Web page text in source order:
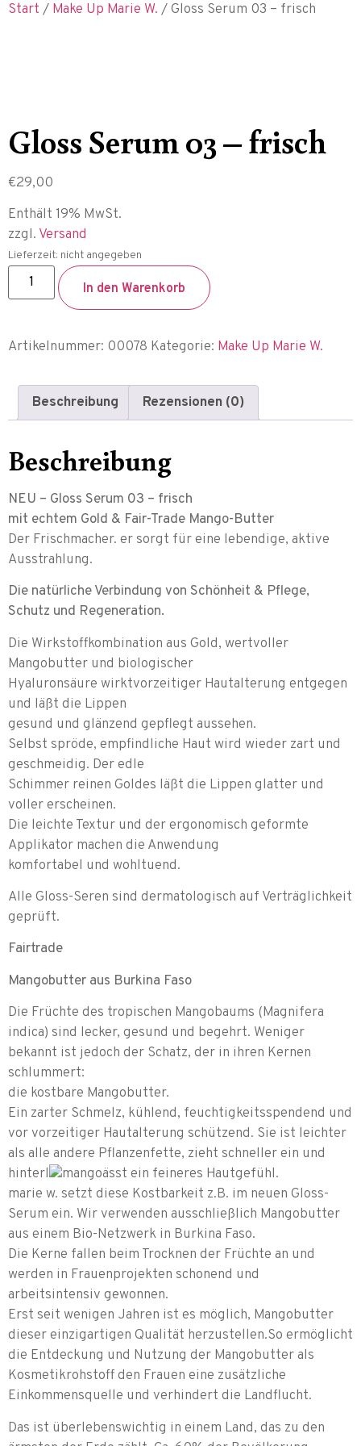
Start / Make Up Marie W. / Gloss Serum 03 – frisch
Gloss Serum 03 – frisch
€29,00
Enthält 19% MwSt.
zzgl. Versand
Lieferzeit: nicht angegeben
In den Warenkorb
Artikelnummer: 00078 Kategorie: Make Up Marie W.
Beschreibung Rezensionen (0)
Beschreibung
NEU – Gloss Serum 03 – frisch
mit echtem Gold & Fair-Trade Mango-Butter
Der Frischmacher. er sorgt für eine lebendige, aktive
Ausstrahlung.
Die natürliche Verbindung von Schönheit & Pflege,
Schutz und Regeneration.
Die Wirkstoffkombination aus Gold, wertvoller
Mangobutter und biologischer
Hyaluronsäure wirktvorzeitiger Hautalterung entgegen
und läßt die Lippen
gesund und glänzend gepflegt aussehen.
Selbst spröde, empfindliche Haut wird wieder zart und
geschmeidig. Der edle
Schimmer reinen Goldes läßt die Lippen glatter und
voller erscheinen.
Die leichte Textur und der ergonomisch geformte
Applikator machen die Anwendung
komfortabel und wohltuend.
Alle Gloss-Seren sind dermatologisch auf Verträglichkeit
geprüft.
Fairtrade
Mangobutter aus Burkina Faso
Die Früchte des tropischen Mangobaums (Magnifera
indica) sind lecker, gesund und begehrt. Weniger
bekannt ist jedoch der Schatz, der in ihren Kernen
schlummert:
die kostbare Mangobutter.
Ein zarter Schmelz, kühlend, feuchtigkeitsspendend und
vor vorzeitiger Hautalterung schützend. Sie ist leichter
als alle andere Pflanzenfette, zieht schneller ein und
hinterl
ässt ein feineres Hautgefühl.
marie w. setzt diese Kostbarkeit z.B. im neuen Gloss-
Serum ein. Wir verwenden ausschließlich Mangobutter
aus einem Bio-Netzwerk in Burkina Faso.
Die Kerne fallen beim Trocknen der Früchte an und
werden in Frauenprojekten schonend und
arbeitsintensiv gewonnen.
Erst seit wenigen Jahren ist es möglich, Mangobutter
dieser einzigartigen Qualität herzustellen.So ermöglicht
die Entdeckung und Nutzung der Mangobutter als
Kosmetikrohstoff den Frauen eine zusätzliche
Einkommensquelle und verhindert die Landflucht.
Das ist überlebenswichtig in einem Land, das zu den